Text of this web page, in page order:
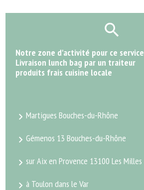
Notre zone d'activité pour ce service
Livraison lunch bag par un traiteur
produits frais cuisine locale
Martigues Bouches-du-Rhône
Gémenos 13 Bouches-du-Rhône
sur Aix en Provence 13100 Les Milles
à Toulon dans le Var